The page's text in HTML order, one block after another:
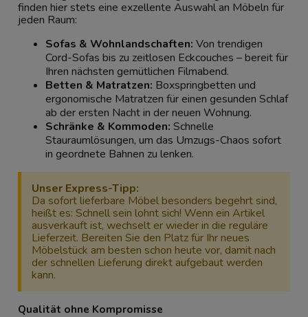
finden hier stets eine exzellente Auswahl an Möbeln für
jeden Raum:
Sofas & Wohnlandschaften: Von trendigen
Cord-Sofas bis zu zeitlosen Eckcouches – bereit für
Ihren nächsten gemütlichen Filmabend.
Betten & Matratzen: Boxspringbetten und
ergonomische Matratzen für einen gesunden Schlaf
ab der ersten Nacht in der neuen Wohnung.
Schränke & Kommoden: Schnelle
Stauraumlösungen, um das Umzugs-Chaos sofort
in geordnete Bahnen zu lenken.
Unser Express-Tipp:
Da sofort lieferbare Möbel besonders begehrt sind,
heißt es: Schnell sein lohnt sich! Wenn ein Artikel
ausverkauft ist, wechselt er wieder in die reguläre
Lieferzeit. Bereiten Sie den Platz für Ihr neues
Möbelstück am besten schon heute vor, damit nach
der schnellen Lieferung direkt aufgebaut werden
kann.
Qualität ohne Kompromisse